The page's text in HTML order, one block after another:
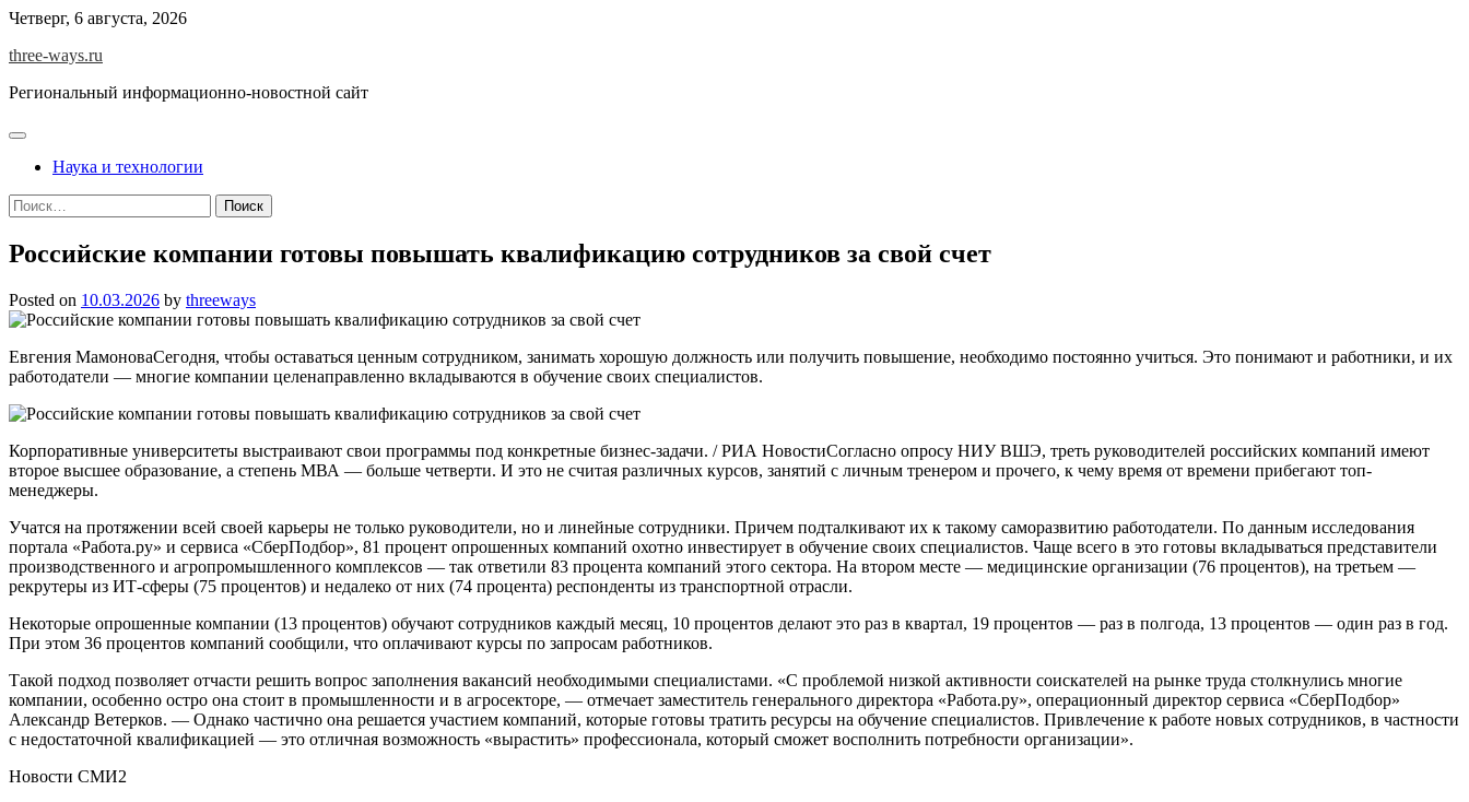
Skip
content
Четверг, 6 августа, 2026
three-ways.ru
Региональный информационно-новостной сайт
Наука и технологии
Найти:
Российские компании готовы повышать квалификацию сотрудников за свой счет
Posted on 10.03.2026 by threeways
Евгения МамоноваСегодня, чтобы оставаться ценным сотрудником, занимать хорошую должность или получить повышение, необходимо постоянно учиться. Это понимают и работники, и их
работодатели — многие компании целенаправленно вкладываются в обучение своих специалистов.
Корпоративные университеты выстраивают свои программы под конкретные бизнес-задачи. / РИА НовостиСогласно опросу НИУ ВШЭ, треть руководителей российских компаний имеют
второе высшее образование, а степень МВА — больше четверти. И это не считая различных курсов, занятий с личным тренером и прочего, к чему время от времени прибегают топ-
менеджеры.
Учатся на протяжении всей своей карьеры не только руководители, но и линейные сотрудники. Причем подталкивают их к такому саморазвитию работодатели. По данным исследования
портала «Работа.ру» и сервиса «СберПодбор», 81 процент опрошенных компаний охотно инвестирует в обучение своих специалистов. Чаще всего в это готовы вкладываться представители
производственного и агропромышленного комплексов — так ответили 83 процента компаний этого сектора. На втором месте — медицинские организации (76 процентов), на третьем —
рекрутеры из ИТ-сферы (75 процентов) и недалеко от них (74 процента) респонденты из транспортной отрасли.
Некоторые опрошенные компании (13 процентов) обучают сотрудников каждый месяц, 10 процентов делают это раз в квартал, 19 процентов — раз в полгода, 13 процентов — один раз в год.
При этом 36 процентов компаний сообщили, что оплачивают курсы по запросам работников.
Такой подход позволяет отчасти решить вопрос заполнения вакансий необходимыми специалистами. «С проблемой низкой активности соискателей на рынке труда столкнулись многие
компании, особенно остро она стоит в промышленности и в агросекторе, — отмечает заместитель генерального директора «Работа.ру», операционный директор сервиса «СберПодбор»
Александр Ветерков. — Однако частично она решается участием компаний, которые готовы тратить ресурсы на обучение специалистов. Привлечение к работе новых сотрудников, в частности
с недостаточной квалификацией — это отличная возможность «вырастить» профессионала, который сможет восполнить потребности организации».
Новости СМИ2